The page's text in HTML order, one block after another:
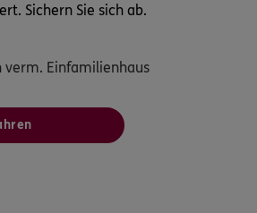
Sichern Sie sich ab.
verm. Einfamilienhaus